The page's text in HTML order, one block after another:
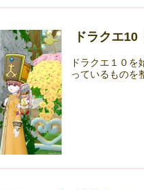
ドラクエ
ドラクエ１０
っているものを